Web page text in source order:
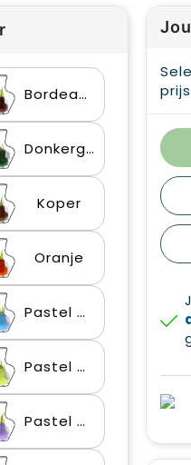
Bordeaux
Donkergroen
Koper
Oranje
Pastel blauw
Pastel groen
Pastel paars